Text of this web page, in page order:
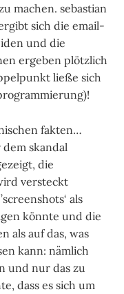
machen. sebastian
sich die email-
und die
ergeben plötzlich
ließe sich
fakten…
skandal
die
versteckt
als
könnte und die
als auf das, was
kann: nämlich
und nur das zu
dass es sich um